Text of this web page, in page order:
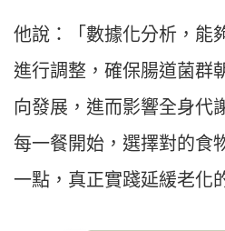
他說：「數據化分析，能
進行調整，確保腸道菌群
向發展，進而影響全身代
每一餐開始，選擇對的食
一點，真正實踐延緩老化